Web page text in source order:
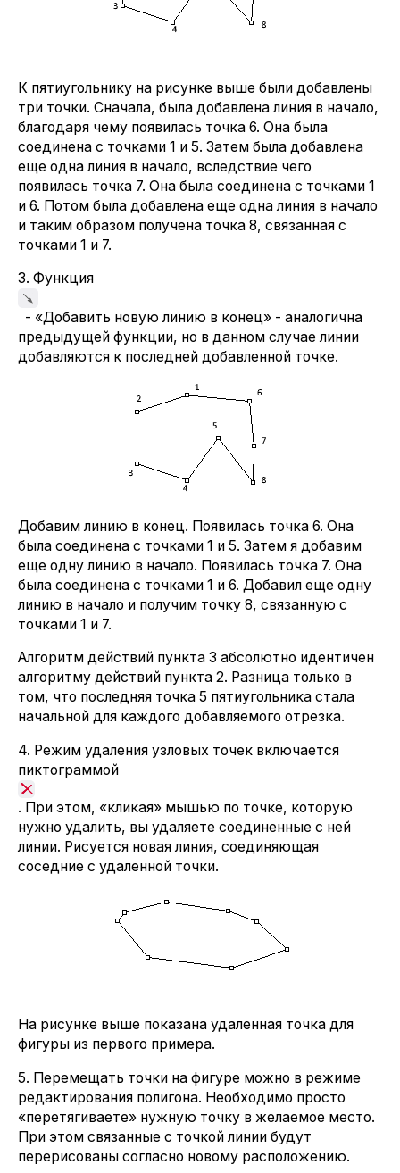
К пятиугольнику на рисунке выше были добавлены
три точки. Сначала, была добавлена линия в начало,
благодаря чему появилась точка 6. Она была
соединена с точками 1 и 5. Затем была добавлена
еще одна линия в начало, вследствие чего
появилась точка 7. Она была соединена с точками 1
и 6. Потом была добавлена еще одна линия в начало
и таким образом получена точка 8, связанная с
точками 1 и 7.
3. Функция
- «Добавить новую линию в конец» - аналогична
предыдущей функции, но в данном случае линии
добавляются к последней добавленной точке.
Добавим линию в конец. Появилась точка 6. Она
была соединена с точками 1 и 5. Затем я добавим
еще одну линию в начало. Появилась точка 7. Она
была соединена с точками 1 и 6. Добавил еще одну
линию в начало и получим точку 8, связанную с
точками 1 и 7.
Алгоритм действий пункта 3 абсолютно идентичен
алгоритму действий пункта 2. Разница только в
том, что последняя точка 5 пятиугольника стала
начальной для каждого добавляемого отрезка.
4. Режим удаления узловых точек включается
пиктограммой
. При этом, «кликая» мышью по точке, которую
нужно удалить, вы удаляете соединенные с ней
линии. Рисуется новая линия, соединяющая
соседние с удаленной точки.
На рисунке выше показана удаленная точка для
фигуры из первого примера.
5. Перемещать точки на фигуре можно в режиме
редактирования полигона. Необходимо просто
«перетягиваете» нужную точку в желаемое место.
При этом связанные с точкой линии будут
перерисованы согласно новому расположению.